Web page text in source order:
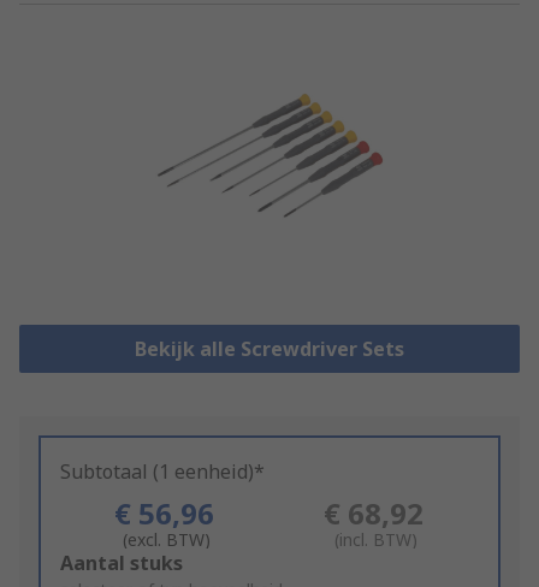
Bekijk alle Screwdriver Sets
Subtotaal (1 eenheid)*
€ 56,96
(excl. BTW)
€ 68,92
(incl. BTW)
Add
Aantal stuks